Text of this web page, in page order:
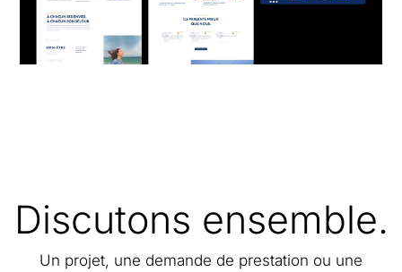
Discutons ensemble.
Un projet, une demande de prestation ou une